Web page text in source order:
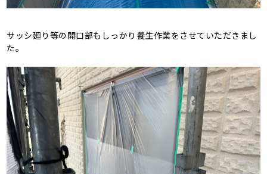
サッシ廻り等の開口部もしっかり養生作業をさせていただきまし
た。